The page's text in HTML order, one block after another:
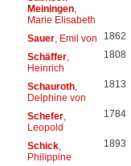
Meiningen,
Marie Elisabeth
Sauer, Emil von 1862
Schäffer,
Heinrich
1808
Schauroth,
Delphine von
1813
Schefer,
Leopold
1784
Schick,
Philippine
1893